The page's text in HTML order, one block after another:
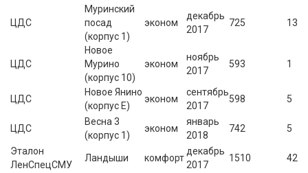
ЦДС
Муринский
посад
(корпус 1)
эконом
декабрь
2017
725 13
ЦДС
Новое
Мурино
(корпус 10)
эконом
ноябрь
2017
593 1
ЦДС
Новое Янино
(корпус Е)
эконом
сентябрь
2017
598 5
ЦДС
Весна 3
(корпус 1)
эконом
январь
2018
742 5
Эталон
ЛенСпецСМУ
Ландыши комфорт
декабрь
2017
1510 42